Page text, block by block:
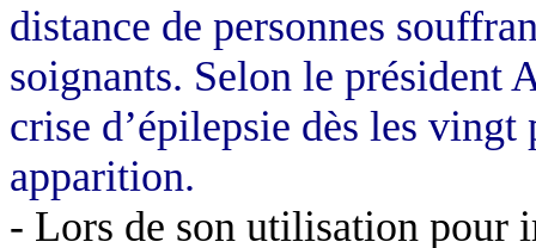
distance de personnes
soignants. Selon le président
crise d’épilepsie dès les vingt
apparition.
- Lors de son utilisation pour